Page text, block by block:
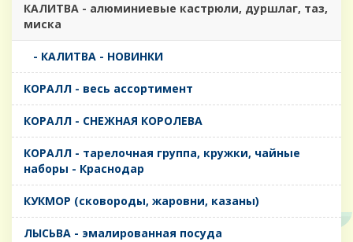
КАЛИТВА - алюминиевые кастрюли, дуршлаг, таз,
миска
- КАЛИТВА - НОВИНКИ
КОРАЛЛ - весь ассортимент
КОРАЛЛ - СНЕЖНАЯ КОРОЛЕВА
КОРАЛЛ - тарелочная группа, кружки, чайные
наборы - Краснодар
КУКМОР (сковороды, жаровни, казаны)
ЛЫСЬВА - эмалированная посуда